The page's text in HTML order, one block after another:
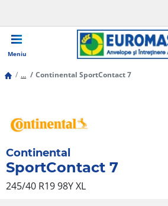
Meniu
... Continental SportContact 7
Continental
SportContact 7
245/40 R19 98YXL